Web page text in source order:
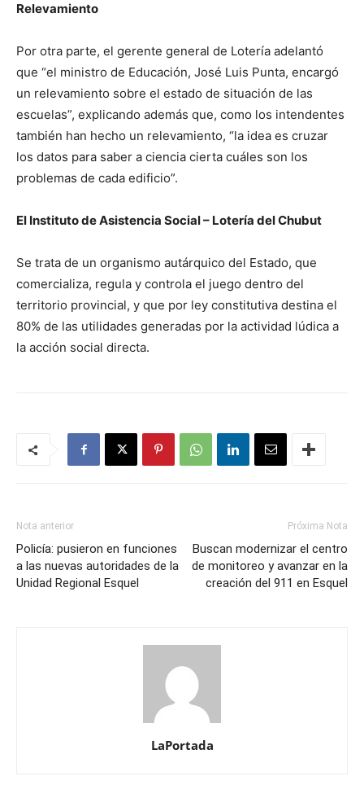
Relevamiento
Por otra parte, el gerente general de Lotería adelantó
que “el ministro de Educación, José Luis Punta, encargó
un relevamiento sobre el estado de situación de las
escuelas”, explicando además que, como los intendentes
también han hecho un relevamiento, “la idea es cruzar
los datos para saber a ciencia cierta cuáles son los
problemas de cada edificio”.
El Instituto de Asistencia Social – Lotería del Chubut
Se trata de un organismo autárquico del Estado, que
comercializa, regula y controla el juego dentro del
territorio provincial, y que por ley constitutiva destina el
80% de las utilidades generadas por la actividad lúdica a
la acción social directa.
Nota anterior
Policía: pusieron en funciones
a las nuevas autoridades de la
Unidad Regional Esquel
Próxima Nota
Buscan modernizar el centro
de monitoreo y avanzar en la
creación del 911 en Esquel
LaPortada